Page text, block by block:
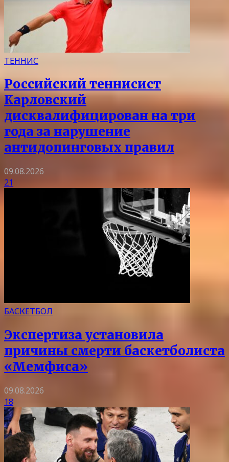
ТЕННИС
Российский теннисист
Карловский
дисквалифицирован на три
года за нарушение
антидопинговых правил
09.08.2026
21
БАСКЕТБОЛ
Экспертиза установила
причины смерти баскетболиста
«Мемфиса»
09.08.2026
18